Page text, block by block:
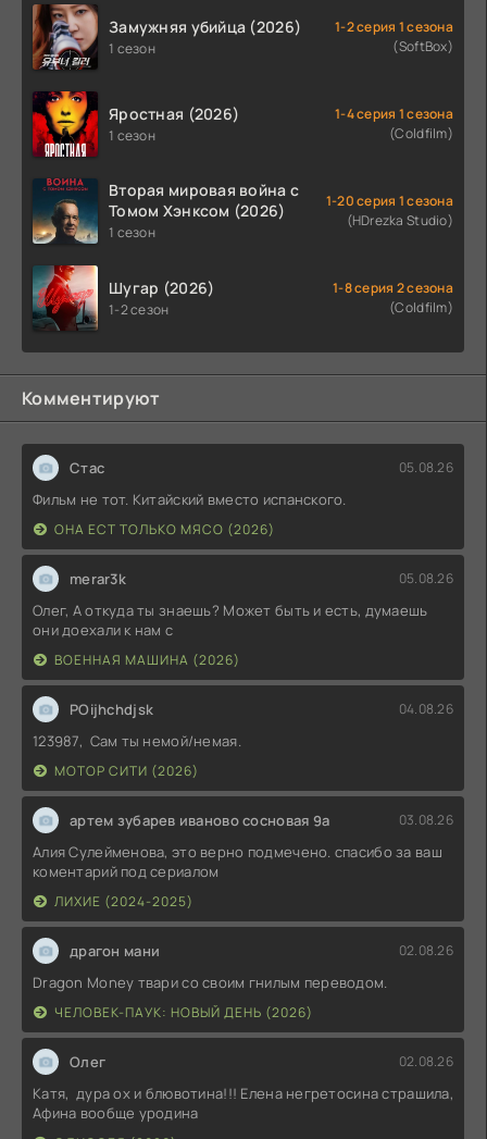
Замужняя убийца (2026)
1 сезон
1-2 серия 1 сезона
(SoftBox)
Яростная (2026)
1 сезон
1-4 серия 1 сезона
(Coldfilm)
Вторая мировая война с
Томом Хэнксом (2026)
1 сезон
1-20 серия 1 сезона
(HDrezka Studio)
Шугар (2026)
1-2 сезон
1-8 серия 2 сезона
(Coldfilm)
Комментируют
Стас 05.08.26
Фильм не тот. Китайский вместо испанского.
ОНА ЕСТ ТОЛЬКО МЯСО (2026)
merar3k 05.08.26
Олег, А откуда ты знаешь? Может быть и есть, думаешь
они доехали к нам с
ВОЕННАЯ МАШИНА (2026)
POijhchdjsk 04.08.26
123987, Сам ты немой/немая.
МОТОР СИТИ (2026)
артем зубарев иваново сосновая 9а 03.08.26
Алия Сулейменова, это верно подмечено. спасибо за ваш
коментарий под сериалом
ЛИХИЕ (2024-2025)
драгон мани 02.08.26
Dragon Money твари со своим гнилым переводом.
ЧЕЛОВЕК-ПАУК: НОВЫЙ ДЕНЬ (2026)
Олег 02.08.26
Катя, дура ох и блювотина!!! Елена негретосина страшила,
Афина вообще уродина